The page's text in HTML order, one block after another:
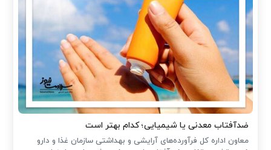
ضدآفتاب‌ معدنی یا شیمیایی؛ کدام بهتر است
معاون اداره کل فرآورده‌های آرایشی و بهداشتی سازمان غذا و دارو